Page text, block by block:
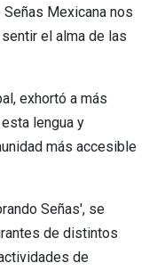
Mexicana nos
el alma de las
exhortó a más
lengua y
más accesible
Señas', se
de distintos
de